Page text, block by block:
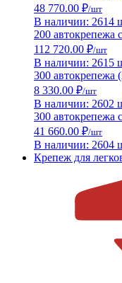
48 770.00 ₽/шт
В наличии: 2614
200 автокрепежа
112 720.00 ₽/шт
В наличии: 2615
300 автокрепежа
8 330.00 ₽/шт
В наличии: 2602
300 автокрепежа
41 660.00 ₽/шт
В наличии: 2604
Крепеж для